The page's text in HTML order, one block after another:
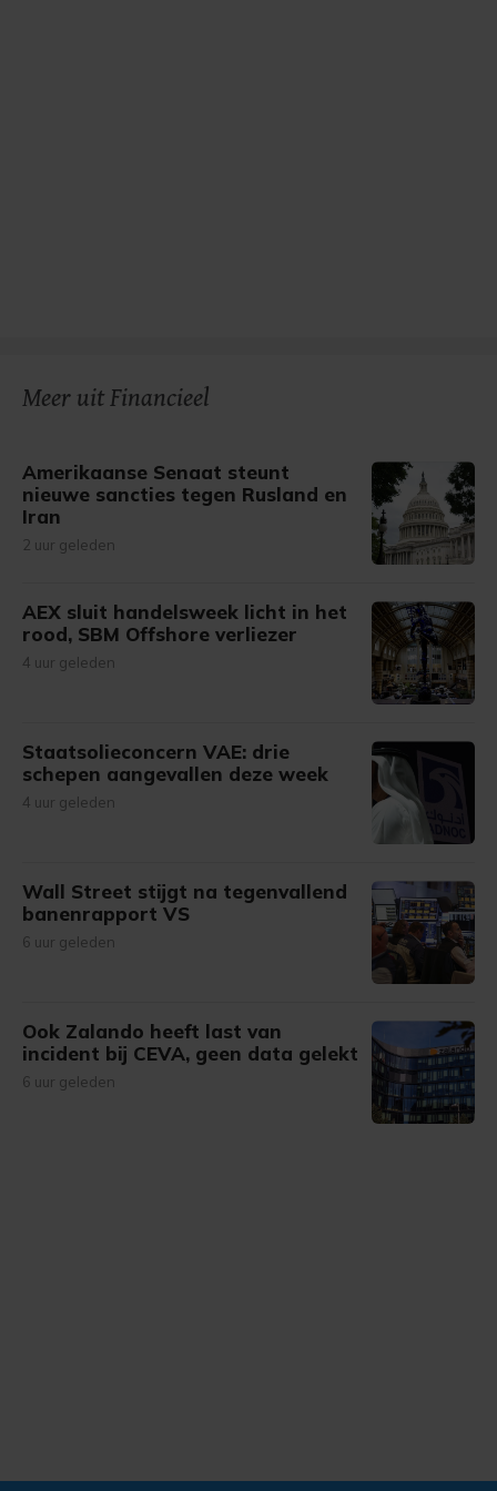
Meer uit Financieel
Amerikaanse Senaat steunt
nieuwe sancties tegen Rusland en
Iran
2 uur geleden
AEX sluit handelsweek licht in het
rood, SBM Offshore verliezer
4 uur geleden
Staatsolieconcern VAE: drie
schepen aangevallen deze week
4 uur geleden
Wall Street stijgt na tegenvallend
banenrapport VS
6 uur geleden
Ook Zalando heeft last van
incident bij CEVA, geen data gelekt
6 uur geleden